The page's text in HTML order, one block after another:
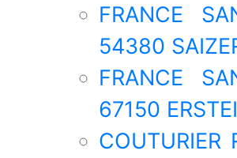
FRANCE
54380
FRANCE
67150
COUTURIER